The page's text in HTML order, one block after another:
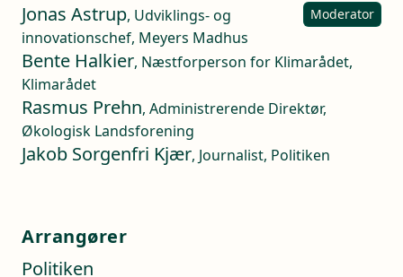
Jonas Astrup, Udviklings- og
innovationschef, Meyers Madhus
Moderator
Bente Halkier, Næstforperson for Klimarådet,
Klimarådet
Rasmus Prehn, Administrerende Direktør,
Økologisk Landsforening
Jakob Sorgenfri Kjær, Journalist, Politiken
Arrangører
Politiken